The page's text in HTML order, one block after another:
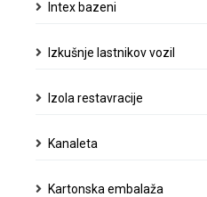
Intex bazeni
Izkušnje lastnikov vozil
Izola restavracije
Kanaleta
Kartonska embalaža